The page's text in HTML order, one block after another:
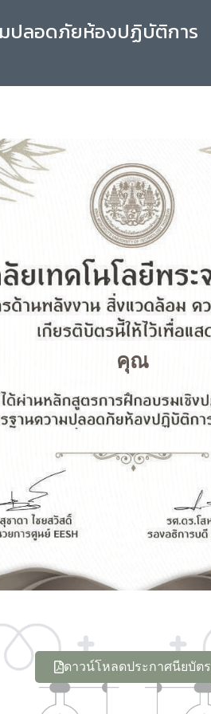
มปลอดภัยห้องปฏิบัติการ
คุณ
ดาวน์โหลดประกาศนียบัตร